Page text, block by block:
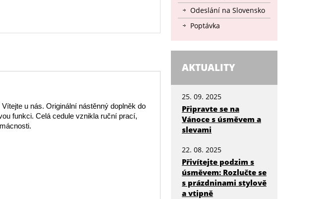
u nás. Originální nástěnný doplněk do
funkci. Celá cedule vznikla ruční prací,
Odeslání na Slovensko
Poptávka
AKTUALITY
25. 09. 2025
Připravte se na
Vánoce s úsměvem a
slevami
22. 08. 2025
Přivítejte podzim s
úsměvem: Rozlučte se
s prázdninami stylově
a vtipně